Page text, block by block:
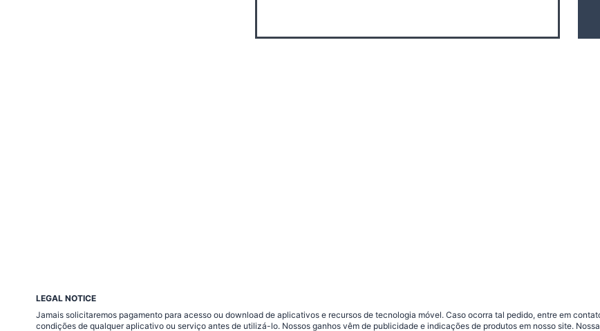
LEGAL NOTICE
Jamais solicitaremos pagamento para acesso ou download de aplicativos e recursos de tecnologia móvel. Caso ocorra tal pedido, entre em
condições de qualquer aplicativo ou serviço antes de utilizá-lo. Nossos ganhos vêm de publicidade e indicações de produtos em nosso site.